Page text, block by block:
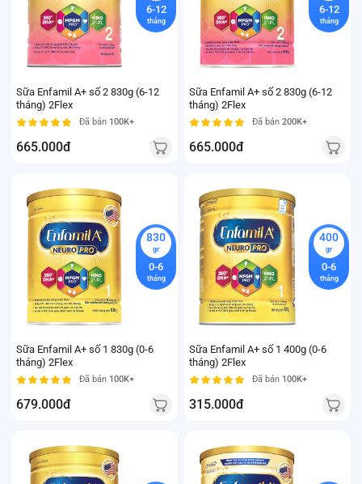
6-12
tháng
Sữa Enfamil A+ số 2 830g (6-12
tháng) 2Flex
Đã bán 100K+
665.000đ
6-12
tháng
Sữa Enfamil A+ số 2 830g (6-12
tháng) 2Flex
Đã bán 200K+
665.000đ
830
gr
0-6
tháng
Sữa Enfamil A+ số 1 830g (0-6
tháng) 2Flex
Đã bán 100K+
679.000đ
400
gr
0-6
tháng
Sữa Enfamil A+ số 1 400g (0-6
tháng) 2Flex
Đã bán 100K+
315.000đ